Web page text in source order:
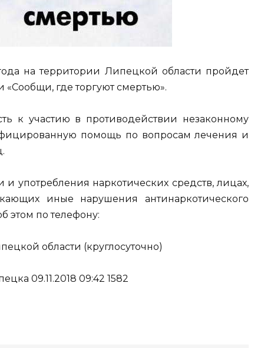
на территории Липецкой области пройдет
где торгуют смертью».
к участию в противодействии незаконному
помощь по вопросам лечения и
употребления наркотических средств, лицах,
иные нарушения антинаркотического
этом по телефону:
области (круглосуточно)
09.11.2018 09:42 1582